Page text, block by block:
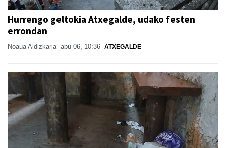
Hurrengo geltokia Atxegalde, udako festen
errondan
Noaua Aldizkaria abu 06, 10:36 ATXEGALDE